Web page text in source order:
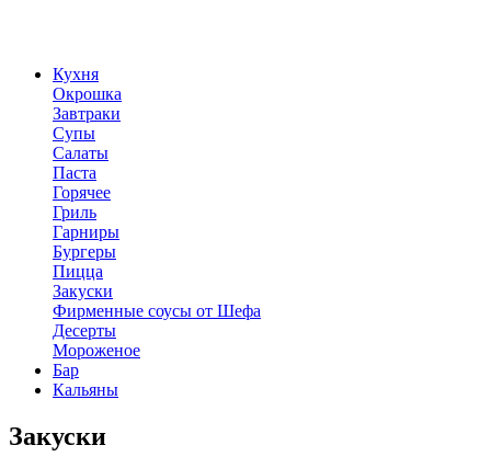
Кухня
Окрошка
Завтраки
Супы
Салаты
Паста
Горячее
Гриль
Гарниры
Бургеры
Пицца
Закуски
Фирменные соусы от Шефа
Десерты
Мороженое
Бар
Кальяны
Закуски